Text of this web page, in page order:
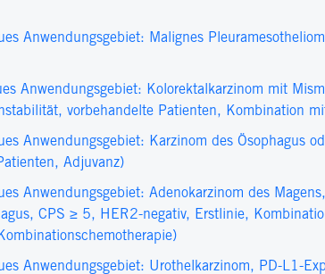
Anwendungsgebiet: Malignes
Anwendungsgebiet: Kolorektalkarzinom mit
vorbehandelte Patienten, Kombination
Anwendungsgebiet: Karzinom des Ösophagus
Adjuvanz)
Anwendungsgebiet: Adenokarzinom des
CPS ≥ 5, HER2-negativ, Erstlinie,
Anwendungsgebiet: Urothelkarzinom, PD-L1-